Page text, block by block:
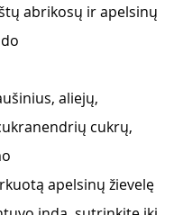
abrikosų ir apelsinų
aliejų,
cukrų,
apelsinų žievelę